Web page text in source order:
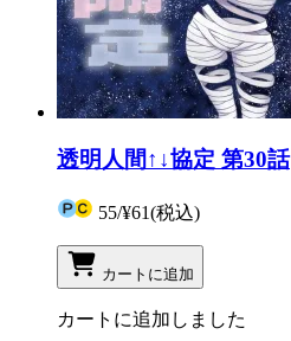
透明人間↑↓協定 第30話
55/¥61(税込)
カートに追加
カートに追加しました